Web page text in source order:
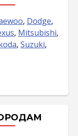
, Dodge,
, Mitsubishi,
, Suzuki,